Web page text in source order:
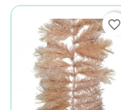
favorite_border